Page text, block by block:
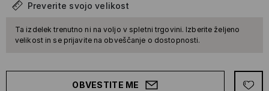
Preverite svojo velikost
Ta izdelek trenutno ni na voljo v spletni trgovini. Izberite željeno
velikost in se prijavite na obveščanje o dostopnosti.
OBVESTITE ME